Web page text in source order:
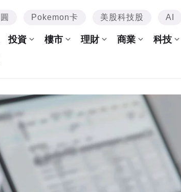
Pokemon卡 美股科技股 AI
投資 樓市 理財 商業 科技